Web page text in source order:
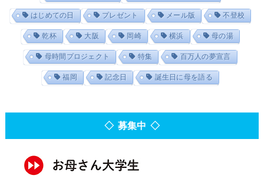
はじめての日 プレゼント メール版 不登校
乾杯 大阪 岡崎 横浜 母の湯
母時間プロジェクト 特集 百万人の夢宣言
福岡 記念日 誕生日に母を語る
◇ 募集中 ◇